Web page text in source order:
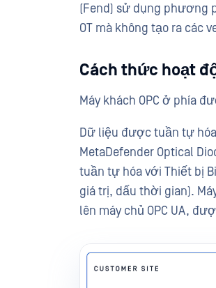
(Fend) sử dụng phương
OT mà không tạo ra các
Cách thức hoạt
Máy khách OPC ở phía
Dữ liệu được tuần tự hóa
MetaDefender Optical
tuần tự hóa với Thiết bị
giá trị, dấu thời gian).
lên máy chủ OPC UA,